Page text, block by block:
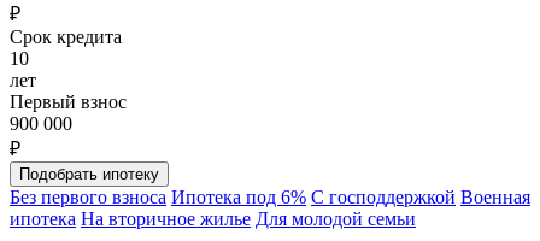
₽
Срок кредита
10
лет
Первый взнос
900 000
₽
Без первого взноса Ипотека под 6% С господдержкой Военная
ипотека На вторичное жилье Для молодой семьи